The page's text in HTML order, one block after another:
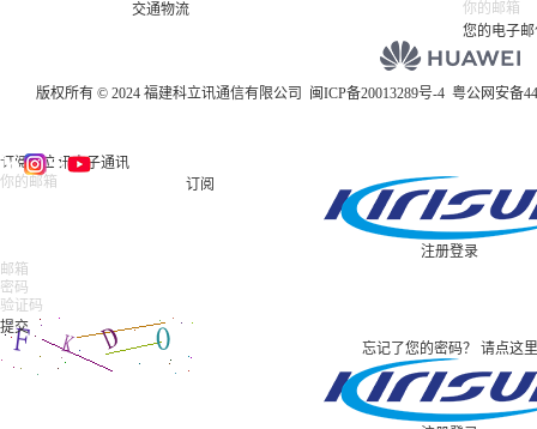
交通物流
您的电子
版权所有 © 2024 福建科立讯通信有限公司 闽ICP备20013289号-4 粤公网安备
订阅科立讯电子通讯
订阅
注册登录
忘记了您的密码？ 请点这里